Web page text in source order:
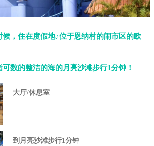
候，住在度假地♪位于恩纳村的闹市区的欧
数的整洁的海的月亮沙滩步行1分钟！
大厅/休息室
到月亮沙滩步行1分钟